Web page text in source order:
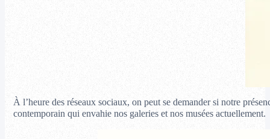
À l’heure des réseaux sociaux, on peut se demander si notre
contemporain qui envahie nos galeries et nos musées actuellement.